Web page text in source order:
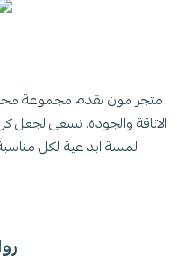
متجر مون نقدم مجموعة
الاناقة والجودة. نسعى
لمسة ابداعية لكل